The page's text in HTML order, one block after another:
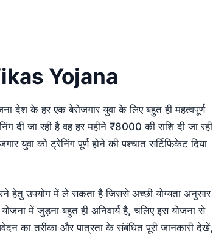
Yojana
देश के हर एक बेरोजगार युवा के लिए बहुत ही महत्वपूर्ण
दी जा रही है वह हर महीने ₹8000 की राशि दी जा रही
युवा को ट्रेनिंग पूर्ण होने की पश्चात सर्टिफिकेट दिया
हेतु उपयोग में ले सकता है जिससे अच्छी योग्यता अनुसार
में जुड़ना बहुत ही अनिवार्य है, चलिए इस योजना से
का तरीका और पात्रता के संबंधित पूरी जानकारी देखें,